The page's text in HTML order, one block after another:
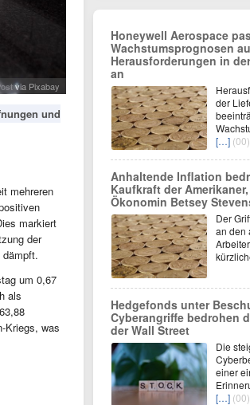
via Pixabay
und
mehreren
markiert
der
um 0,67
als
Kriegs, was
Honeywell Aerospace
Wachstumsprognosen
Herausforderungen in
an
der
[…] (00)
Anhaltende Inflation
Kaufkraft der
Ökonomin Betsey
Der
an den
Hedgefonds unter
Cyberangriffe bedrohen
der Wall Street
Die
einer
[…] (00)